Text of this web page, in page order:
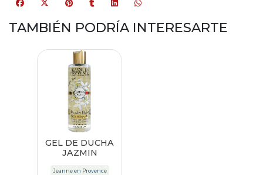
TAMBIÉN PODRÍA INTERESARTE
GEL DE DUCHA
JAZMIN
Jeanne en Provence